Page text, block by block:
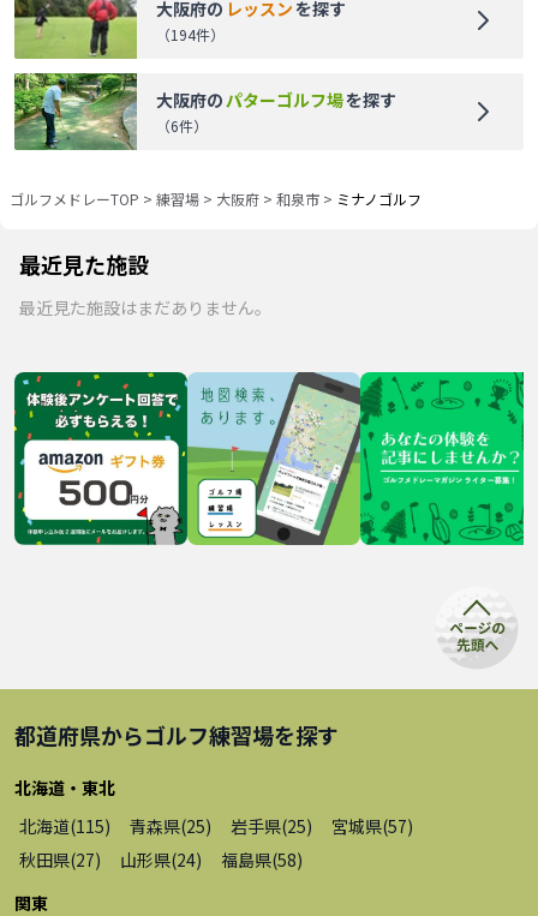
大阪府の レッスンを探す
（194件）
大阪府のパターゴルフ場を探す
（6件）
ゴルフメドレーTOP > 練習場 > 大阪府 > 和泉市 > ミナノゴルフ
最近見た施設
最近見た施設はまだありません。
都道府県からゴルフ練習場を探す
北海道・東北
北海道(115) 青森県(25) 岩手県(25) 宮城県(57)
秋田県(27) 山形県(24) 福島県(58)
関東